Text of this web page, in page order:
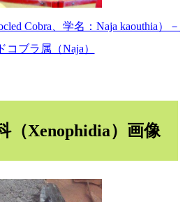
Cobra、学名：Naja kaouthia）－
コブラ属（Naja）
（Xenophidia）画像